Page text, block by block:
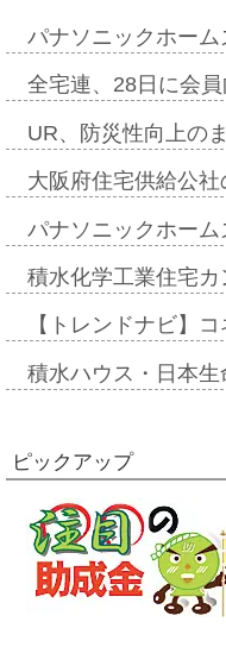
パナソニックホー
全宅連、28日に会
UR、防災性向上の
大阪府住宅供給公
パナソニックホー
積水化学工業住宅
【トレンドナビ】
積水ハウス・日本
ピックアップ